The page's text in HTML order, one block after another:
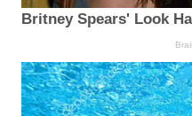
Britney Spears' Look